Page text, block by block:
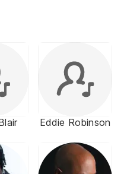
Eddie Robinson